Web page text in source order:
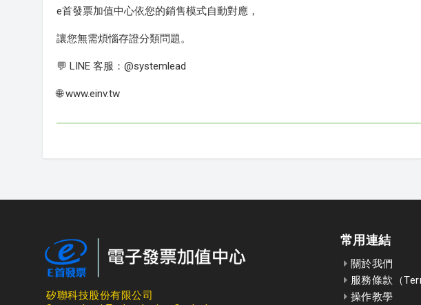
e首發票加值中心依您的銷售模式自動對應，
讓您無需煩惱存證分類問題。
💬 LINE 客服：@systemlead
🌐 www.einv.tw
矽聯科技股份有限公司
常用連結
關於我們
服務條款（
操作教學